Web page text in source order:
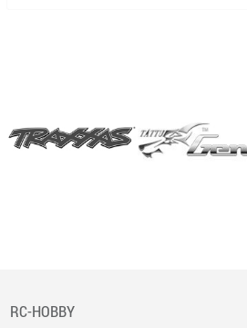
RC-HOBBY